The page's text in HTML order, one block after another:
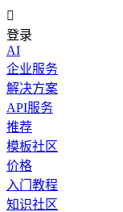

登录
AI
企业服务
解决方案
API服务
推荐
模板社区
价格
入门教程
知识社区